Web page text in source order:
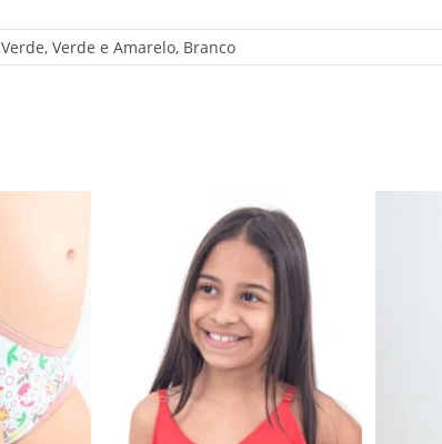
s
R
Verde e Amarelo, Branco